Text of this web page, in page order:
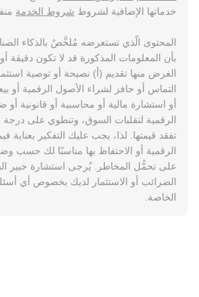
خدماتها الإضافية لشروط شروط الخدمة
المحتوى الّذي تستعرضه مُلخَّصٌ بالذكاء
بأن المعلومات المذكورة قد لا تكون دقيقة
الغرض منها تقديم (أ) نصيحة أو توصية
التماس أو حافز لشراء الأصول الرقمية أو
أو استشارة مالية أو محاسبية أو قانونية
الرقمية لتقلبات السوق، وتنطوي على درجة
تفقد قيمتها. لذا، يجب عليك التفكير بعناية
الرقمية أو الاحتفاظ بها مناسبًا لك حسب
على تحمُّل المخاطر. يُرجى استشارة خبير
الضرائب أو الاستثمار لديك بخصوص أي
الخاصة.